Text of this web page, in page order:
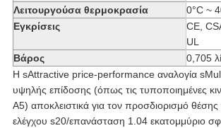
Λειτουργούσα θερμοκρασία
0°C ~
Εγκρίσεις
CE,
UL
Βάρος
0,705
Η sAttractive price-performance αναλογία
υψηλής επίδοσης (όπως τις τυποποιημένες
A5) αποκλειστικά για τον προσδιορισμό
ελέγχου s20/επανάσταση 1.04 εκατομμύριο